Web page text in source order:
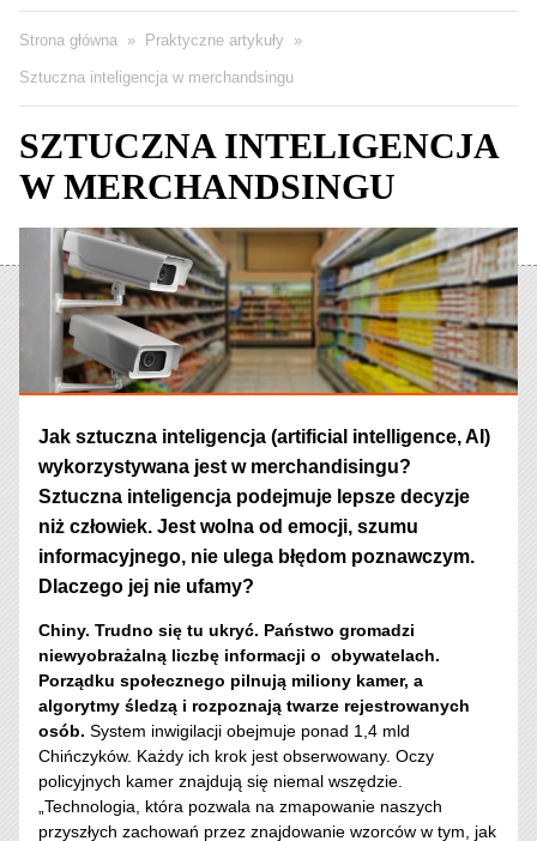
Strona główna » Praktyczne artykuły »
Sztuczna inteligencja w merchandsingu
SZTUCZNA INTELIGENCJA
W MERCHANDSINGU
Jak sztuczna inteligencja (artificial intelligence, AI)
wykorzystywana jest w merchandisingu?
Sztuczna inteligencja podejmuje lepsze decyzje
niż człowiek. Jest wolna od emocji, szumu
informacyjnego, nie ulega błędom poznawczym.
Dlaczego jej nie ufamy?
Chiny. Trudno się tu ukryć. Państwo gromadzi
niewyobrażalną liczbę informacji o obywatelach.
Porządku społecznego pilnują miliony kamer, a
algorytmy śledzą i rozpoznają twarze rejestrowanych
osób. System inwigilacji obejmuje ponad 1,4 mld
Chińczyków. Każdy ich krok jest obserwowany. Oczy
policyjnych kamer znajdują się niemal wszędzie.
„Technologia, która pozwala na zmapowanie naszych
przyszłych zachowań przez znajdowanie wzorców w tym, jak